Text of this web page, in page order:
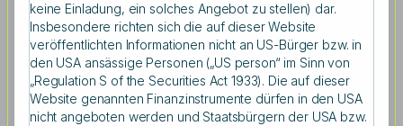
Herr Frau Divers
Angaben
keine Einladung, ein solches Angebot zu stellen) dar.
Insbesondere richten sich die auf dieser Website
veröffentlichten Informationen nicht an US-Bürger bzw. in
den USA ansässige Personen („US person“ im Sinn von
„Regulation S of the Securities Act 1933). Die auf dieser
Website genannten Finanzinstrumente dürfen in den USA
nicht angeboten werden und Staatsbürgern der USA bzw.